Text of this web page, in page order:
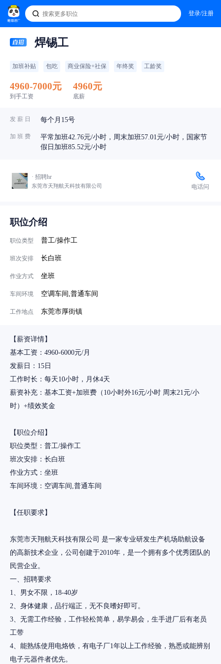
登录/注册
焊锡工
加班补贴 包吃 商业保险+社保 年终奖 工龄奖
4960-7000元
到手工资
4960元
底薪
发 薪 日 每个月15号
加 班 费
平常加班42.76元/小时，周末加班57.01元/小时，国家节
假日加班85.52元/小时
· 招聘hr
东莞市天翔航天科技有限公司 电话问
职位介绍
职位类型 普工/操作工
班次安排 长白班
作业方式 坐班
车间环境 空调车间,普通车间
工作地点 东莞市厚街镇
【薪资详情】
基本工资：4960-6000元/月
发薪日：15日
工作时长：每天10小时，月休4天
薪资补充：基本工资+加班费（10小时外16元/小时 周末21元/小
时）+绩效奖金
【职位介绍】
职位类型：普工/操作工
班次安排：长白班
作业方式：坐班
车间环境：空调车间,普通车间
【任职要求】
东莞市天翔航天科技有限公司 是一家专业研发生产机场助航设备
的高新技术企业，公司创建于2010年，是一个拥有多个优秀团队的
民营企业。
一、招聘要求
1、男女不限，18-40岁
2、身体健康，品行端正，无不良嗜好即可。
3、无需工作经验，工作轻松简单，易学易会，生手进厂后有老员
工带
4、能熟练使用电烙铁，有电子厂1年以上工作经验，熟悉或能辨别
电子元器件者优先。